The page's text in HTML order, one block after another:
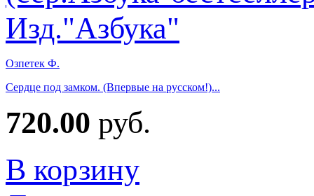
Озпетек Ф.
Сердце под замком. (Впервые на русском!)...
720.00 руб.
В корзину